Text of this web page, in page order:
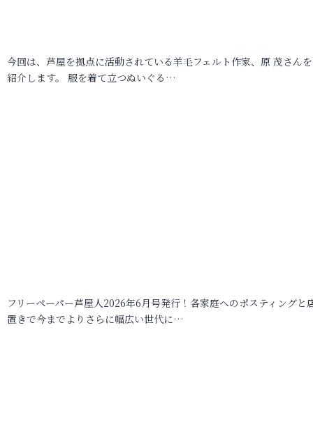
今回は、芦屋を拠点に活動されている羊毛フェルト作家、原 茂さん
紹介します。 服を着て立つぬいぐる…
フリーペーパー芦屋人2026年6月号発行！各家庭へのポスティングと
置きで今までよりさらに幅広い世代に…